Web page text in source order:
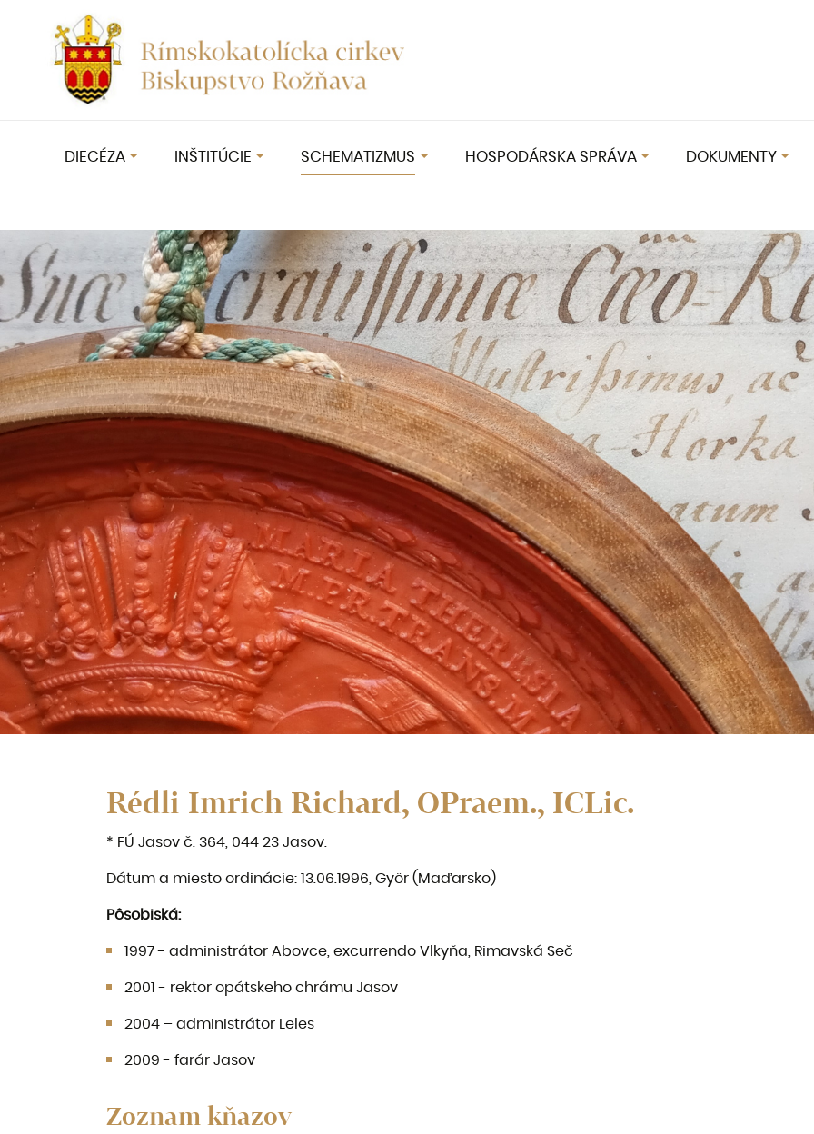
DIECÉZA INŠTITÚCIE SCHEMATIZMUS HOSPODÁRSKA SPRÁVA DOKUMENTY
Rédli Imrich Richard, OPraem., ICLic.
* FÚ Jasov č. 364, 044 23 Jasov.
Dátum a miesto ordinácie: 13.06.1996, Györ (Maďarsko)
Pôsobiská:
1997 - administrátor Abovce, excurrendo Vlkyňa, Rimavská Seč
2001 - rektor opátskeho chrámu Jasov
2004 – administrátor Leles
2009 - farár Jasov
Zoznam kňazov